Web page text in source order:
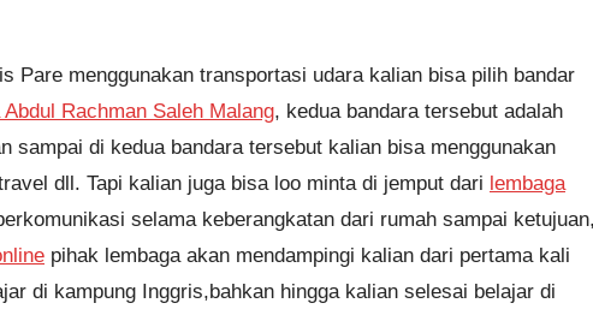
Pare menggunakan transportasi udara kalian bisa pilih bandar
Rachman Saleh Malang, kedua bandara tersebut adalah
sampai di kedua bandara tersebut kalian bisa menggunakan
dll. Tapi kalian juga bisa loo minta di jemput dari lembaga
selama keberangkatan dari rumah sampai
pihak lembaga akan mendampingi kalian dari pertama kali
di kampung Inggris,bahkan hingga kalian selesai belajar di